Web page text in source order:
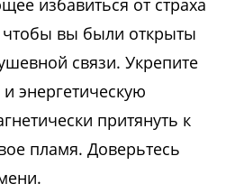
чтобы вы были открыты
связи. Укрепите
энергетическую
притянуть к
пламя. Доверьтесь